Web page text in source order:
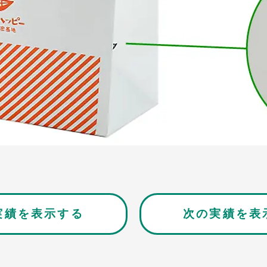
績を表示する 次の実績を表